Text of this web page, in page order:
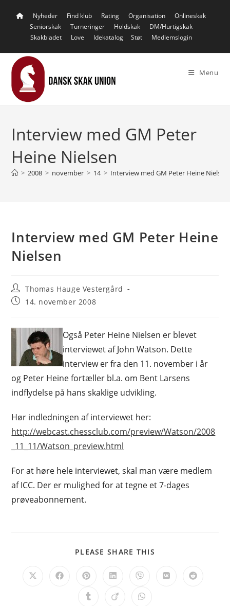
Nyheder Find klub Rating Organisation
Onlineskak
Seniorskak
Turneringer Holdskak
DM/Hurtigskak
Skakbladet
Love Idekatalog Støt Medlemslogin
Menu
Interview med GM Peter
Heine Nielsen
> 2008 > november > 14 > Interview med GM Peter Heine Nielsen
Interview med GM Peter Heine
Nielsen
Post
author:
Thomas Hauge Vestergård
Post14. november 2008
Også Peter Heine Nielsen er blevet
interviewet af John Watson. Dette
interview er fra den 11. november i år
og Peter Heine fortæller bl.a. om Bent Larsens
indflydelse på hans skaklige udvikling.
Hør indledningen af interviewet her:
http://webcast.chessclub.com/preview/Watson/2008
_11_11/Watson_preview.html
For at høre hele interviewet, skal man være medlem
af ICC. Der er mulighed for at tegne et 7-dages
prøveabonnement.
PLEASE SHARE THIS
Opens
Opens Opens
a
new
Opens
a
new
Opens
a
new
Opens Opens
Opens Opens Opens